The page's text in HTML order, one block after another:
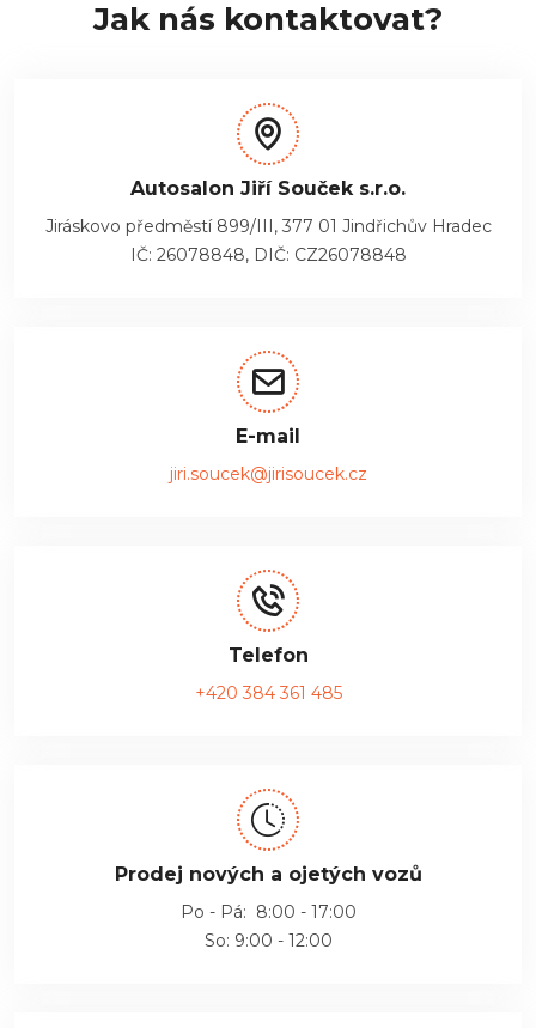
Jak nás kontaktovat?
Autosalon Jiří Souček s.r.o.
Jiráskovo předměstí 899/III, 377 01 Jindřichův Hradec
IČ: 26078848, DIČ: CZ26078848
E-mail
jiri.soucek@jirisoucek.cz
Telefon
+420 384 361 485
Prodej nových a ojetých vozů
Po - Pá: 8:00 - 17:00
So: 9:00 - 12:00